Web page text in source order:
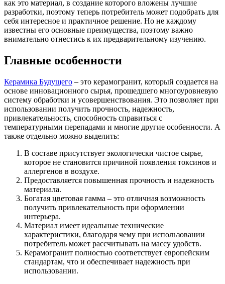
как это материал, в создание которого вложены лучшие
разработки, поэтому теперь потребитель может подобрать для
себя интересное и практичное решение. Но не каждому
известны его основные преимущества, поэтому важно
внимательно отнестись к их предварительному изучению.
Главные особенности
Керамика Будущего – это керамогранит, который создается на
основе инновационного сырья, прошедшего многоуровневую
систему обработки и усовершенствования. Это позволяет при
использовании получить прочность, надежность,
привлекательность, способность справиться с
температурными перепадами и многие другие особенности. А
также отдельно можно выделить:
В составе присутствует экологически чистое сырье,
которое не становится причиной появления токсинов и
аллергенов в воздухе.
Предоставляется повышенная прочность и надежность
материала.
Богатая цветовая гамма – это отличная возможность
получить привлекательность при оформлении
интерьера.
Материал имеет идеальные технические
характеристики, благодаря чему при использовании
потребитель может рассчитывать на массу удобств.
Керамогранит полностью соответствует европейским
стандартам, что и обеспечивает надежность при
использовании.